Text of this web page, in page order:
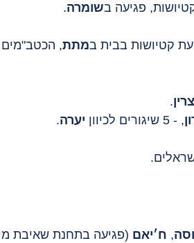
פגיעה בשומרה.
קטיושות בבית במתת, הכטב"מים
.
, - 5 שיגורים לכיוון יערה.
, ח׳יאם (פגיעה בתחנת שאיבת